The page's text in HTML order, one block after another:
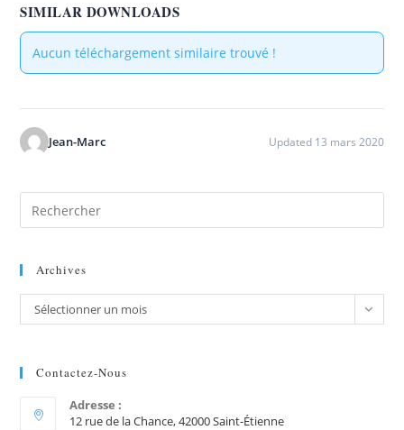
SIMILAR DOWNLOADS
Aucun téléchargement similaire trouvé !
Jean-Marc Updated 13 mars 2020
Archives
Sélectionner un mois
Contactez-Nous
Adresse :
12 rue de la Chance, 42000 Saint-Étienne